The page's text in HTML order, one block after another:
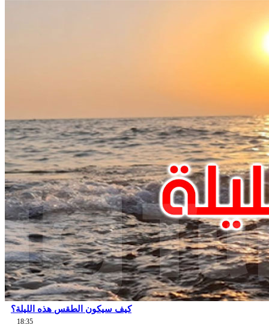
كيف سيكون الطقس هذه الليلة؟
18:35